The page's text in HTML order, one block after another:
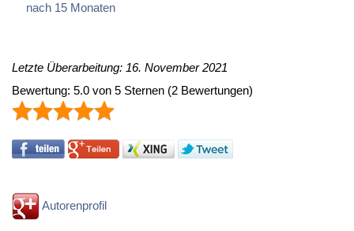
nach 15 Mo­na­ten
Letzte Überarbeitung: 16. November 2021
Bewertung: 5.0 von 5 Sternen (2 Bewertungen)
Autorenprofil